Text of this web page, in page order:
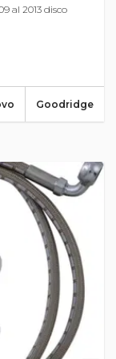
al 2013 disco
Goodridge